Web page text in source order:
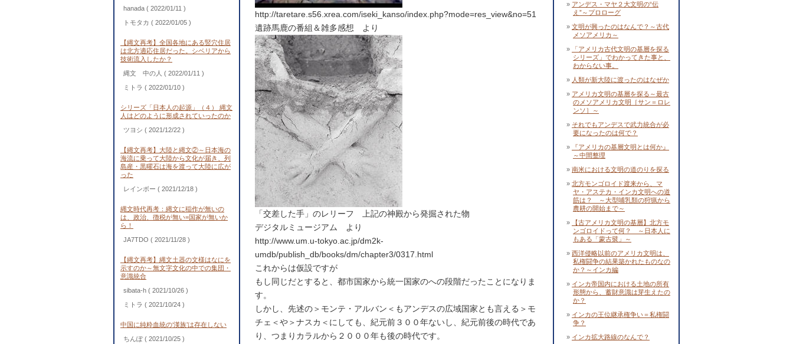
hanada ( 2022/01/11 )
トモタカ ( 2022/01/05 )
【縄文再考】全国各地にある竪穴住居
は北方適応住居だった。シベリアから
技術流入したか？
縄文 中の人 ( 2022/01/11 )
ミトラ ( 2022/01/10 )
シリーズ「日本人の起源」（４） 縄文
人はどのように形成されていったのか
ツヨシ ( 2021/12/22 )
【縄文再考】大陸と縄文②～日本海の
海流に乗って大陸から文化が届き、列
島産・黒曜石は海を渡って大陸に広が
った
レインボー ( 2021/12/18 )
縄文時代再考：縄文に稲作が無いの
は、政治、徴税が無い=国家が無いか
ら！
JA7TDO ( 2021/11/28 )
【縄文再考】縄文土器の文様はなにを
示すのか～無文字文化の中での集団・
意識統合
sibata-h ( 2021/10/26 )
ミトラ ( 2021/10/24 )
中国に純粋血統の‘漢族’は存在しない
ちんぽ( 2021/10/25 )
http://taretare.s56.xrea.com/iseki_kanso/index.php?mode=res_view&no=51
遺跡馬鹿の番組＆雑多感想 より
「交差した手」のレリーフ 上記の神殿から発掘された物
デジタルミュージアム より
http://www.um.u-tokyo.ac.jp/dm2k-
umdb/publish_db/books/dm/chapter3/0317.html
これからは仮設ですが
もし同じだとすると、都市国家から統一国家のへの段階だったことになりま
す。
しかし、先述の＞モンテ・アルバン＜もアンデスの広域国家とも言える＞モ
チェ＜や＞ナスカ＜にしても、紀元前３００年ないし、紀元前後の時代であ
り、つまりカラルから２０００年も後の時代です。
アンデス・マヤ２大文明の“伝
え”～プロローグ
文明が興ったのはなんで？～古代
メソアメリカ～
「アメリカ古代文明の基層を探る
シリーズ」でわかってきた事と、
わからない事。
人類が新大陸に渡ったのはなぜか
アメリカ文明の基層を探る～最古
のメソアメリカ文明［サン＝ロレ
ンソ］～
それでもアンデスで武力統合が必
要になったのは何で？
『アメリカの基層文明とは何か』
～中間整理
南米における文明の道のりを探る
北方モンゴロイド渡来から、マ
ヤ・アステカ・インカ文明への道
筋は？ ～大型哺乳類の狩猟から
農耕の開始まで～
【古アメリカ文明の基層】北方モ
ンゴロイドって何？ ～日本人に
もある「蒙古襞」～
西洋侵略以前のアメリカ文明は、
私権闘争の結果築かれたものなの
か？～インカ編
インカ帝国内における土地の所有
形態から、蓄財意識は芽生えたの
か？
インカの王位継承権争い＝私権闘
争？
インカ拡大路線のなんで？